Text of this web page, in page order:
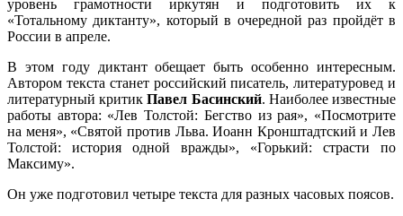
уровень грамотности иркутян и подготовить их к
«Тотальному диктанту», который в очередной раз пройдёт в
России в апреле.
В этом году диктант обещает быть особенно интересным.
Автором текста станет российский писатель, литературовед и
литературный критикПавел Басинский. Наиболее известные
работы автора: «Лев Толстой: Бегство из рая», «Посмотрите
на меня», «Святой против Льва. Иоанн Кронштадтский и Лев
Толстой: история одной вражды», «Горький: страсти по
Максиму».
Он уже подготовил четыре текста для разных часовых поясов.